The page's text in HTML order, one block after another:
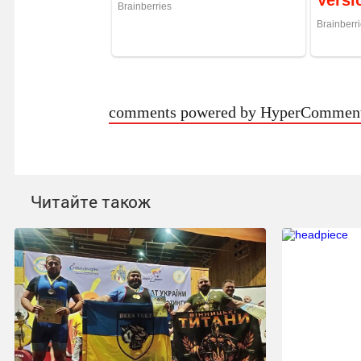
comments powered by
Читайте також